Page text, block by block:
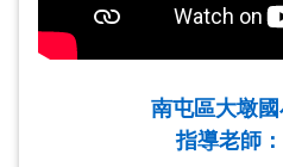
南屯區大墩
指導老師